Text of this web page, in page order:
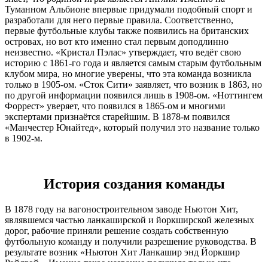
Туманном Альбионе впервые придумали подобный спорт и
разработали для него первые правила. Соответственно,
первые футбольные клубы также появились на британских
островах, но вот кто именно стал первым доподлинно
неизвестно. «Кристал Пэлас» утверждает, что ведёт свою
историю с 1861-го года и является самым старым футбольным
клубом мира, но многие уверены, что эта команда возникла
только в 1905-ом. «Сток Сити» заявляет, что возник в 1863, но
по другой информации появился лишь в 1908-ом. «Ноттингем
Форрест» уверяет, что появился в 1865-ом и многими
экспертами признаётся старейшим. В 1878-м появился
«Манчестер Юнайтед», который получил это название только
в 1902-м.
История создания команды
В 1878 году на вагоностроительном заводе Ньютон Хит,
являвшемся частью ланкаширской и йоркширской железных
дорог, рабочие приняли решение создать собственную
футбольную команду и получили разрешение руководства. В
результате возник «Ньютон Хит Ланкашир энд Йоркшир